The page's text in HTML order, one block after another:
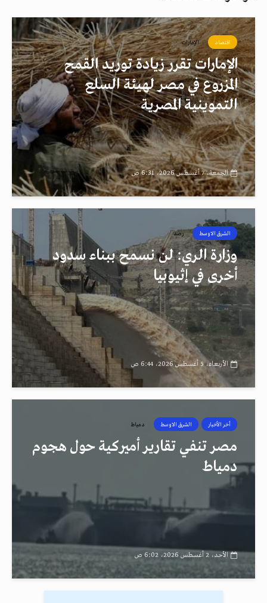
اقتصاد الإمارات
الإمارات تقرر زيادة توريد القمح
المزروع في مصر لهيئة السلع
التموينية المصرية
الجمعة، 7 أغسطس 2026، 6:31 ص
الشرق الاوسط رصد
وزارة الري: لن نسمح ببناء سدود
أخرى في إثيوبيا
الأربعاء، 5 أغسطس 2026، 6:44 ص
أخر الأخبار الشرق الاوسط دمياط
مصر تنفي تقارير أميركية حول هجوم
دمياط
الأحد، 2 أغسطس 2026، 6:02 ص